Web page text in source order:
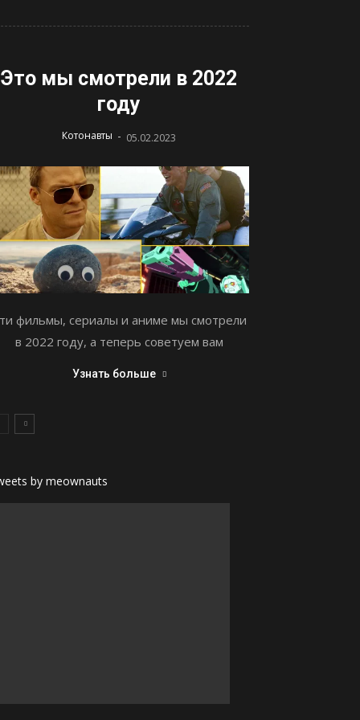
Это мы смотрели в 2022
году
Котонавты - 05.02.2023
фильмы, сериалы и аниме мы смотрели
в 2022 году, а теперь советуем вам
Узнать больше
by meownauts